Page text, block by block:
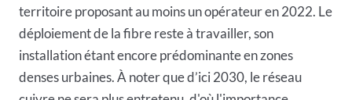
territoire proposant au moins un opérateur en 2022. Le
déploiement de la fibre reste à travailler, son
installation étant encore prédominante en zones
denses urbaines. À noter que d’ici 2030, le réseau